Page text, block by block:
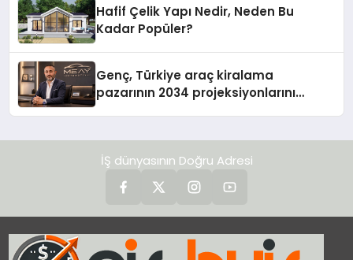
Hafif Çelik Yapı Nedir, Neden Bu
Kadar Popüler?
Genç, Türkiye araç kiralama
pazarının 2034 projeksiyonlarını
İŞ dünyasının Doğru Adresi